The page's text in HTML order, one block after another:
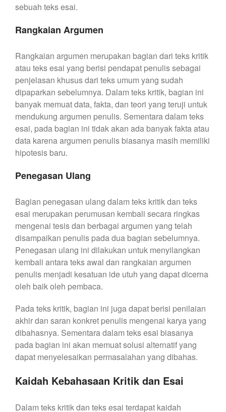
sebuah teks esai.
Rangkaian Argumen
Rangkaian argumen merupakan bagian dari teks kritik
atau teks esai yang berisi pendapat penulis sebagai
penjelasan khusus dari teks umum yang sudah
dipaparkan sebelumnya. Dalam teks kritik, bagian ini
banyak memuat data, fakta, dan teori yang teruji untuk
mendukung argumen penulis. Sementara dalam teks
esai, pada bagian ini tidak akan ada banyak fakta atau
data karena argumen penulis biasanya masih memiliki
hipotesis baru.
Penegasan Ulang
Bagian penegasan ulang dalam teks kritik dan teks
esai merupakan perumusan kembali secara ringkas
mengenai tesis dan berbagai argumen yang telah
disampaikan penulis pada dua bagian sebelumnya.
Penegasan ulang ini dilakukan untuk menyilangkan
kembali antara teks awal dan rangkaian argumen
penulis menjadi kesatuan ide utuh yang dapat dicerna
oleh baik oleh pembaca.
Pada teks kritik, bagian ini juga dapat berisi penilaian
akhir dan saran konkret penulis mengenai karya yang
dibahasnya. Sementara dalam teks esai biasanya
pada bagian ini akan memuat solusi alternatif yang
dapat menyelesaikan permasalahan yang dibahas.
Kaidah Kebahasaan Kritik dan Esai
Dalam teks kritik dan teks esai terdapat kaidah